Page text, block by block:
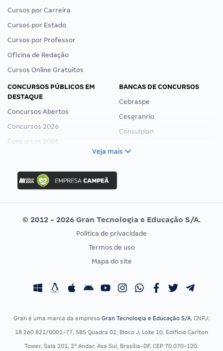
Cursos por Carreira
Cursos por Estado
Cursos por Professor
Oficina de Redação
Cursos Online Gratuitos
CONCURSOS PÚBLICOS EM
DESTAQUE
Concursos Abertos
Concursos 2026
Concursos 2025
Concurso Ibama
Concurso MPU
Editais publicados
BANCAS DE CONCURSOS
Cebraspe
Cesgranrio
Consulplan
Vunesp
CONCURSOS POR PROFISSÃO
Concursos Fiscais
Concursos Saúde
EXAME DE ORDEM
Calendário OAB
Veja mais
© 2012 - 2026 Gran Tecnologia e Educação S/A.
Política de privacidade
Termos de uso
Mapa do site
Gran é uma marca da empresa Gran Tecnologia e Educação S/A, CNPJ:
18.260.822/0001-77, SBS Quadra 02, Bloco J, Lote 10, Edifício Carlton
Tower, Sala 201, 2º Andar, Asa Sul, Brasília-DF, CEP 70.070-120.